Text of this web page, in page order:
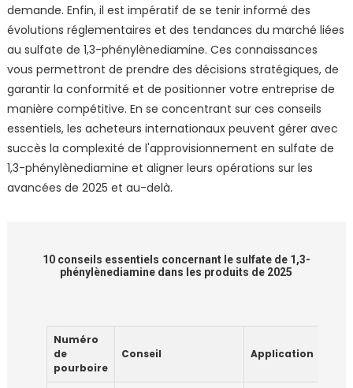
demande. Enfin, il est impératif de se tenir informé des
évolutions réglementaires et des tendances du marché liées
au sulfate de 1,3-phénylènediamine. Ces connaissances
vous permettront de prendre des décisions stratégiques, de
garantir la conformité et de positionner votre entreprise de
manière compétitive. En se concentrant sur ces conseils
essentiels, les acheteurs internationaux peuvent gérer avec
succès la complexité de l'approvisionnement en sulfate de
1,3-phénylènediamine et aligner leurs opérations sur les
avancées de 2025 et au-delà.
10 conseils essentiels concernant le sulfate de 1,3-
phénylènediamine dans les produits de 2025
Numéro
de
pourboire
Conseil Application